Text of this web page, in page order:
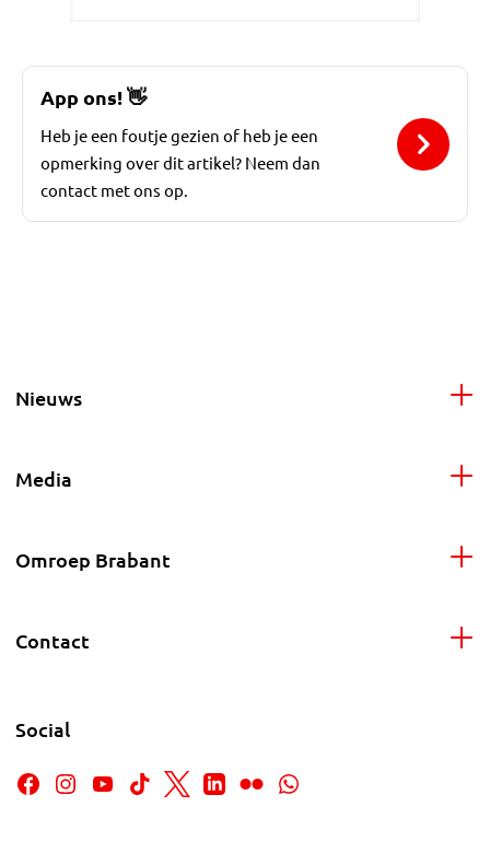
App ons!👋
Heb je een foutje gezien of heb je een
opmerking over dit artikel? Neem dan
contact met ons op.
Nieuws
Media
Omroep Brabant
Contact
Social